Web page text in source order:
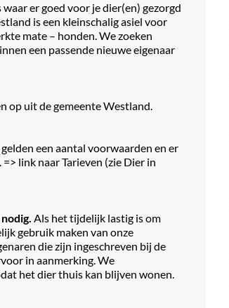
er goed voor je dier(en) gezorgd
is een kleinschalig asiel voor
mate – honden. We zoeken
een passende nieuwe eigenaar
op uit de gemeente Westland.
een aantal voorwaarden en er
=> link naar Tarieven (zie Dier in
Als het tijdelijk lastig is om
gebruik maken van onze
die zijn ingeschreven bij de
in aanmerking. We
het dier thuis kan blijven wonen.